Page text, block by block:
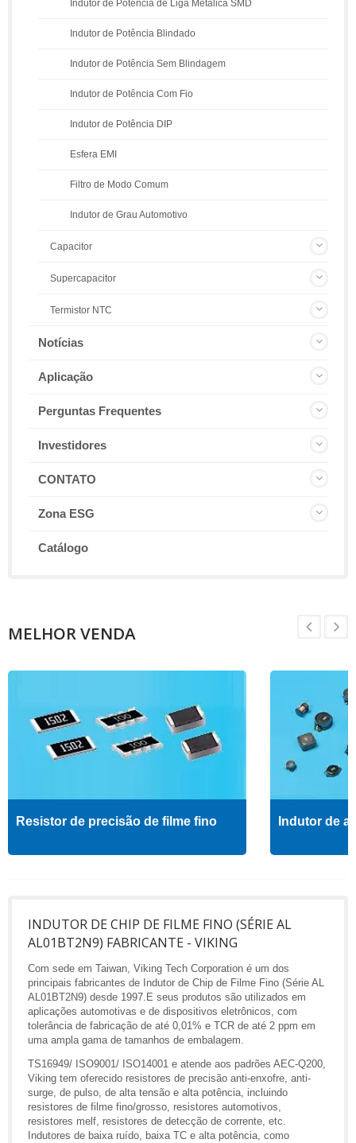
Indutor de Potência de Liga Metálica SMD
Indutor de Potência Blindado
Indutor de Potência Sem Blindagem
Indutor de Potência Com Fio
Indutor de Potência DIP
Esfera EMI
Filtro de Modo Comum
Indutor de Grau Automotivo
Capacitor
Supercapacitor
Termistor NTC
Notícias
Aplicação
Perguntas Frequentes
Investidores
CONTATO
Zona ESG
Catálogo
MELHOR VENDA
Resistor de precisão de filme fino Indutor de
INDUTOR DE CHIP DE FILME FINO (SÉRIE AL
AL01BT2N9) FABRICANTE - VIKING
Com sede em Taiwan, Viking Tech Corporation é um dos
principais fabricantes de Indutor de Chip de Filme Fino (Série AL
AL01BT2N9) desde 1997.E seus produtos são utilizados em
aplicações automotivas e de dispositivos eletrônicos, com
tolerância de fabricação de até 0,01% e TCR de até 2 ppm em
uma ampla gama de tamanhos de embalagem.
TS16949/ ISO9001/ ISO14001 e atende aos padrões AEC-Q200,
Viking tem oferecido resistores de precisão anti-enxofre, anti-
surge, de pulso, de alta tensão e alta potência, incluindo
resistores de filme fino/grosso, resistores automotivos,
resistores melf, resistores de detecção de corrente, etc.
Indutores de baixa ruído, baixa TC e alta potência, como